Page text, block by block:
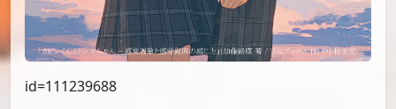
id=111239688